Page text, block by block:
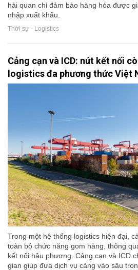
hải quan chỉ đảm bảo hàng hóa được
nhập xuất khẩu.
Thời sự - Logistics
Cảng cạn và ICD: nút kết nối
logistics đa phương thức Việt
Trong một hệ thống logistics hiện đại,
toàn bộ chức năng gom hàng, thông
kết nối hậu phương. Cảng cạn và ICD
gian giúp đưa dịch vụ cảng vào sâu